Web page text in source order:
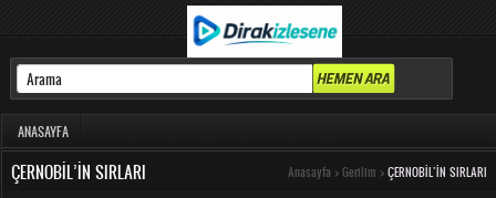
ANASAYFA
ÇERNOBIL’IN SIRLARI Anasayfa > Gerilim > ÇERNOBIL’IN SIRLARI